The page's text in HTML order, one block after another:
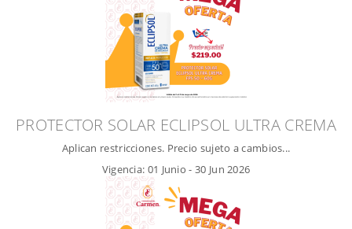
PROTECTOR SOLAR ECLIPSOL ULTRA CREMA
Aplican restricciones. Precio sujeto a cambios...
Vigencia: 01 Junio - 30 Jun 2026